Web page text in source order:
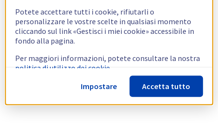
Potete accettare tutti i cookie, rifiutarli o
personalizzare le vostre scelte in qualsiasi momento
cliccando sul link «Gestisci i miei cookie» accessibile in
fondo alla pagina.
Per maggiori informazioni, potete consultare la nostra
politica di utilizzo dei cookie.
Impostare
Accetta tutto